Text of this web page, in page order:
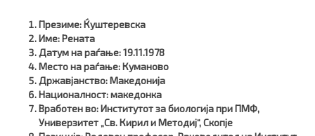
Презиме: Ќуштеревска
Име: Рената
Датум на раѓање: 19.11.1978
Место на раѓање: Куманово
Државјанство: Македонија
Националност: македонка
Вработен во: Институтот за биологија при ПМФ,
Универзитет „Св. Кирил и Методиј“, Скопје